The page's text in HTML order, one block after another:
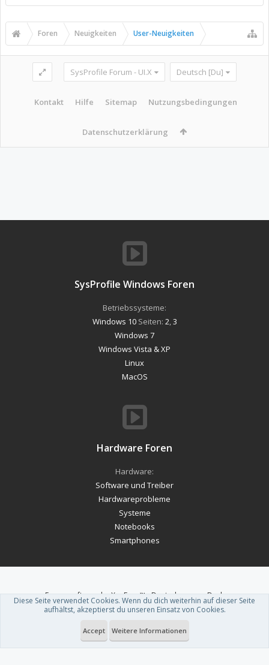
Foren Neuigkeiten User-Neuigkeiten
SysProfile Forum - UI.X Deutsch [Du]
Kontakt Hilfe Sitemap Nutzungsbedingungen
Datenschutzerklärung
SysProfile Windows Foren
Betriebssysteme:
Windows 10Seiten: 2 3
Windows 7
Windows Vista & XP
Linux
MacOS
Hardware Foren
Hardware:
Software und Treiber
Hardwareprobleme
Systeme
Notebooks
Smartphones
Forum software by XenForo™-Deutsch von xenDach
Theme designed byThemeHouse .
Du betrachtest gerade: EnBW: Günstiger laden an eigenen Stationen im
Diese Seite verwendet Cookies. Wenn du dich weiterhin auf dieser Seite
aufhältst, akzeptierst du unseren Einsatz von Cookies.
Accept Weitere Informationen